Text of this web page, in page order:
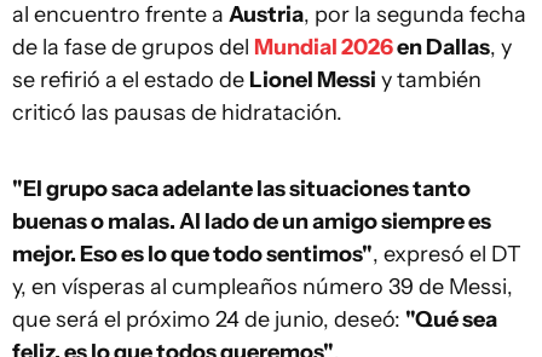
al encuentro frente a Austria, por la segunda fecha
de la fase de grupos del Mundial 2026en Dallas, y
se refirió a el estado de Lionel Messi y también
criticó las pausas de hidratación.
"El grupo saca adelante las situaciones tanto
buenas o malas. Al lado de un amigo siempre es
mejor. Eso es lo que todo sentimos", expresó el DT
y, en vísperas al cumpleaños número 39 de Messi,
que será el próximo 24 de junio, deseó: "Qué sea